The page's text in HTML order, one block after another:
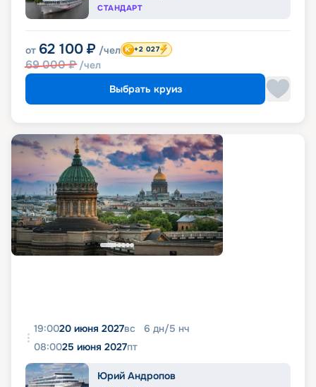
СТАНДАРТ
от 62 100 ₽ /чел
69 000₽ /чел
+2 027
Выбрать круиз
19:0020 июня 2027вс 6 дн/5 нч
08:0025 июня 2027пт
Юрий Андропов